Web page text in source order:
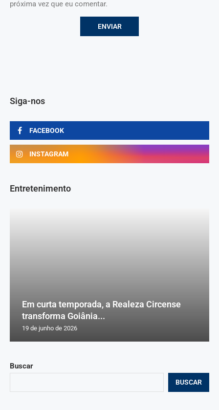
próxima vez que eu comentar.
Buscar
BUSCAR
Siga-nos
FACEBOOK
INSTAGRAM
Entretenimento
Em curta temporada, a Realeza Circense
transforma Goiânia...
19 de junho de 2026